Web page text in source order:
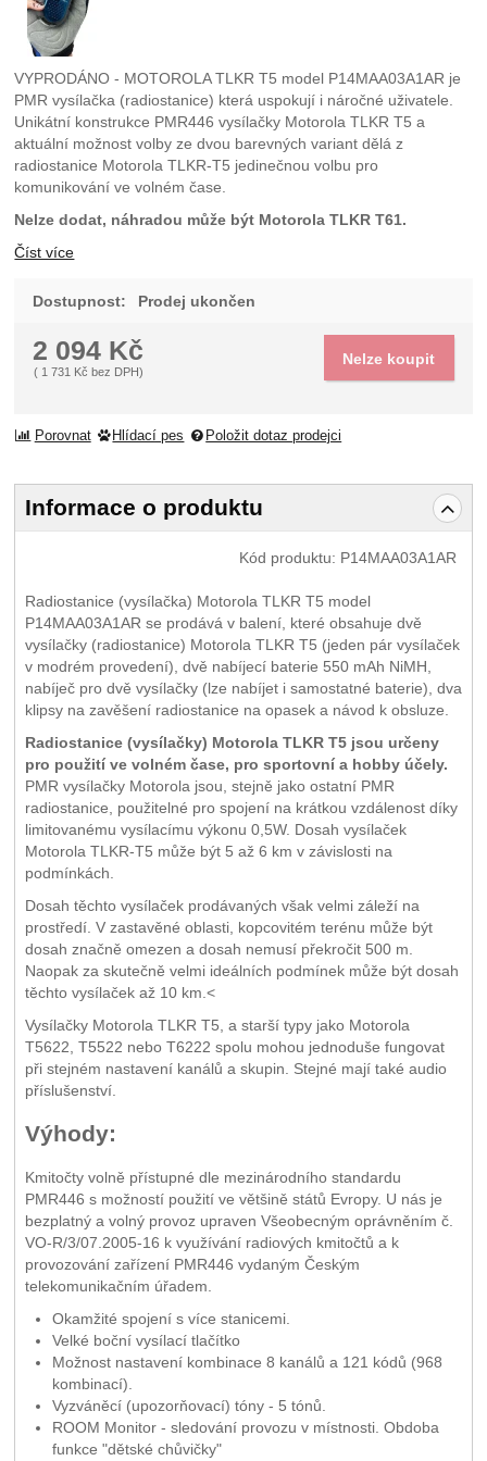
VYPRODÁNO - MOTOROLA TLKR T5 model P14MAA03A1AR je
PMR vysílačka (radiostanice) která uspokují i náročné uživatele.
Unikátní konstrukce PMR446 vysílačky Motorola TLKR T5 a
aktuální možnost volby ze dvou barevných variant dělá z
radiostanice Motorola TLKR-T5 jedinečnou volbu pro
komunikování ve volném čase.
Nelze dodat, náhradou může být Motorola TLKR T61.
Číst více
Dostupnost: Prodej ukončen
2 094 Kč
(1 731 Kč bez DPH)
Nelze koupit
Porovnat Hlídací pes Položit dotaz prodejci
Informace o produktu
Kód produktu: P14MAA03A1AR
Radiostanice (vysílačka) Motorola TLKR T5 model
P14MAA03A1AR se prodává v balení, které obsahuje dvě
vysílačky (radiostanice) Motorola TLKR T5 (jeden pár vysílaček
v modrém provedení), dvě nabíjecí baterie 550 mAh NiMH,
nabíječ pro dvě vysílačky (lze nabíjet i samostatné baterie), dva
klipsy na zavěšení radiostanice na opasek a návod k obsluze.
Radiostanice (vysílačky) Motorola TLKR T5 jsou určeny
pro použití ve volném čase, pro sportovní a hobby účely.
PMR vysílačky Motorola jsou, stejně jako ostatní PMR
radiostanice, použitelné pro spojení na krátkou vzdálenost díky
limitovanému vysílacímu výkonu 0,5W. Dosah vysílaček
Motorola TLKR-T5 může být 5 až 6 km v závislosti na
podmínkách.
Dosah těchto vysílaček prodávaných však velmi záleží na
prostředí. V zastavěné oblasti, kopcovitém terénu může být
dosah značně omezen a dosah nemusí překročit 500 m.
Naopak za skutečně velmi ideálních podmínek může být dosah
těchto vysílaček až 10 km.<
Vysílačky Motorola TLKR T5, a starší typy jako Motorola
T5622, T5522 nebo T6222 spolu mohou jednoduše fungovat
při stejném nastavení kanálů a skupin. Stejné mají také audio
příslušenství.
Výhody:
Kmitočty volně přístupné dle mezinárodního standardu
PMR446 s možností použití ve většině států Evropy. U nás je
bezplatný a volný provoz upraven Všeobecným oprávněním č.
VO-R/3/07.2005-16 k využívání radiových kmitočtů a k
provozování zařízení PMR446 vydaným Českým
telekomunikačním úřadem.
Okamžité spojení s více stanicemi.
Velké boční vysílací tlačítko
Možnost nastavení kombinace 8 kanálů a 121 kódů (968
kombinací).
Vyzváněcí (upozorňovací) tóny - 5 tónů.
ROOM Monitor - sledování provozu v místnosti. Obdoba
funkce "dětské chůvičky"